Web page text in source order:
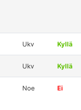
Ukv Kyllä
Ukv Kyllä
Noe Ei